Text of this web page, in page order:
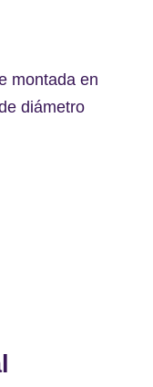
montada en
diámetro